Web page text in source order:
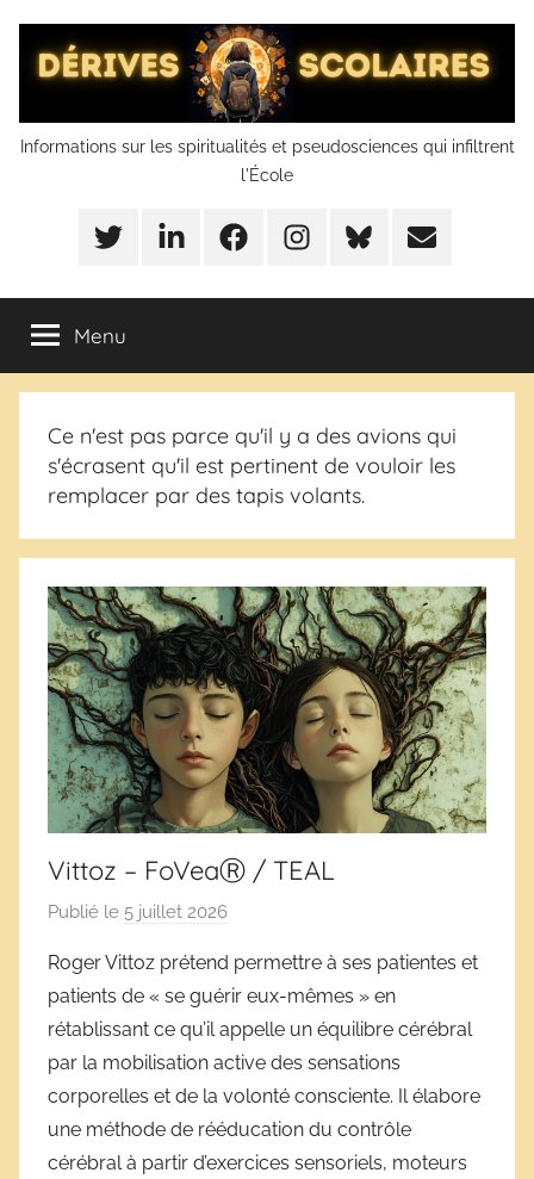
contenu
Dérives
scolaires
Informations sur les spiritualités et pseudosciences qui infiltrent
l'École
Twitter LinkedInFacebookInstagramBlueSkyMail
Menu
Ce n'est pas parce qu'il y a des avions qui
s'écrasent qu'il est pertinent de vouloir les
remplacer par des tapis volants.
Vittoz – FoVeaⓇ / TEAL
Publié le 5 juillet 2026
D
é
r
i
v
e
Roger Vittoz prétend permettre à ses patientes et
patients de « se guérir eux-mêmes » en
rétablissant ce qu’il appelle un équilibre cérébral
par la mobilisation active des sensations
corporelles et de la volonté consciente. Il élabore
une méthode de rééducation du contrôle
cérébral à partir d’exercices sensoriels, moteurs